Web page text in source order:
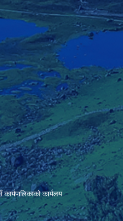
कार्यलय